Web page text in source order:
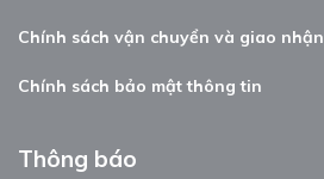
Chính sách vận chuyển và giao nhận
Chính sách bảo mật thông tin
Thông báo